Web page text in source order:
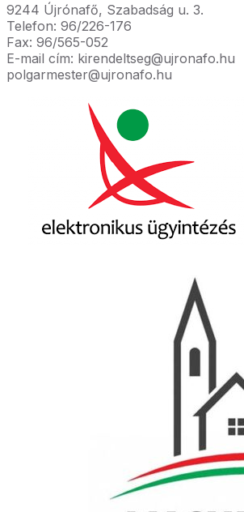
9244 Újrónafő, Szabadság u. 3.
Telefon: 96/226-176
Fax: 96/565-052
E-mail cím: kirendeltseg@ujronafo.hu
polgarmester@ujronafo.hu